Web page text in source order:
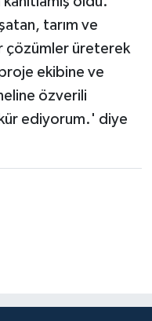
tarım ve
çözümler üreterek
ekibine ve
özverili
ediyorum.' diye